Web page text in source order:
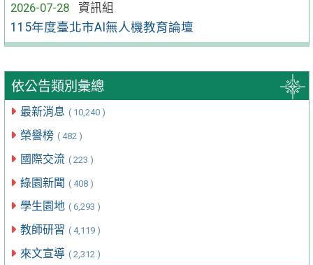
2026-07-28
資訊組
115年度臺北市AI無人機教育論壇
依公告類別彙總
最新消息 ( 10,240 )
榮譽榜 ( 482 )
國際交流 ( 223 )
綠園新聞 ( 408 )
學生園地 ( 6,293 )
教師研習 ( 4,119 )
來文宣導 ( 2,312 )